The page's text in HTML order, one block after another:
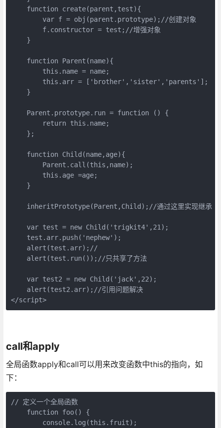
    function create(parent,test){
        var f = obj(parent.prototype);//创建对象
        f.constructor = test;//增强对象
    }
    function Parent(name){
        this.name = name;
        this.arr = ['brother','sister','parents'];
    }
    Parent.prototype.run = function () {
        return this.name;
    };
    function Child(name,age){
        Parent.call(this,name);
        this.age =age;
    }
    inheritPrototype(Parent,Child);//通过这里实现继承
    var test = new Child('trigkit4',21);
    test.arr.push('nephew');
    alert(test.arr);//
    alert(test.run());//只共享了方法
    var test2 = new Child('jack',22);
    alert(test2.arr);//引用问题解决
</script>
call和apply
全局函数apply和call可以用来改变函数中this的指向，如
下：
// 定义一个全局函数
    function foo() {
        console.log(this.fruit);